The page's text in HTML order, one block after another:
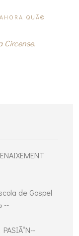
QUÃ©
Circense.
de Gospel
--